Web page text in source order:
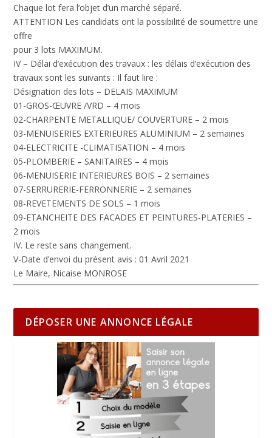
Chaque lot fera l’objet d’un marché séparé.
ATTENTION Les candidats ont la possibilité de soumettre une
offre
pour 3 lots MAXIMUM.
IV – Délai d’exécution des travaux :les délais d’exécution des
travaux sont les suivants : Il faut lire :
Désignation des lots – DELAIS MAXIMUM
01-GROS-ŒUVRE /VRD – 4 mois
02-CHARPENTE METALLIQUE/ COUVERTURE – 2 mois
03-MENUISERIES EXTERIEURES ALUMINIUM – 2 semaines
04-ELECTRICITE -CLIMATISATION – 4 mois
05-PLOMBERIE – SANITAIRES – 4 mois
06-MENUISERIE INTERIEURES BOIS – 2 semaines
07-SERRURERIE-FERRONNERIE – 2 semaines
08-REVETEMENTS DE SOLS – 1 mois
09-ETANCHEITE DES FACADES ET PEINTURES-PLATERIES –
2 mois
IV. Le reste sans changement.
V-Date d’envoi du présent avis : 01 Avril 2021
Le Maire, Nicaise MONROSE
DÉPOSER UNE ANNONCE LÉGALE